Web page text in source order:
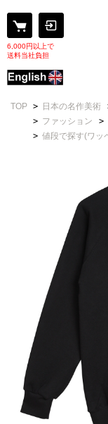
6,000円以上で
送料当社負担
TOP > 日本の名作美術
> ファッション >
> 値段で探す(ワッ